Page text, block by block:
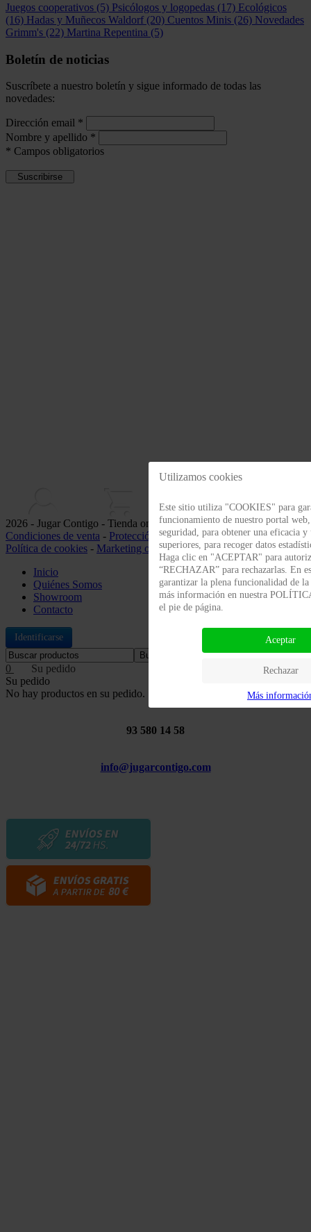
Juegos cooperativos (5) Psicólogos y logopedas (17) Ecológicos
(16) Hadas y Muñecos Waldorf (20) Cuentos Minis (26) Novedades
Grimm's (22) Martina Repentina (5)
Boletín de noticias
Suscríbete a nuestro boletín y sigue informado de todas las
novedades:
Dirección email *
Nombre y apellido *
* Campos obligatorios
2026 - Jugar Contigo - Tienda online de juguetes -Nota legal-
Condiciones de venta - Protección de datos-Política de privacidad-
Política de cookies - Marketing online
Inicio
Quiénes Somos
Showroom
Contacto
Identificarse
Buscar
0
Su pedido
No hay productos en su pedido.
93 580 14 58
info@jugarcontigo.com
Utilizamos cookies
Este sitio utiliza "COOKIES" para
funcionamiento de nuestro portal
seguridad, para obtener una eficacia y
superiores, para recoger datos
Haga clic en "ACEPTAR" para
“RECHAZAR” para rechazarlas. En
garantizar la plena funcionalidad de la
más información en nuestra
el pie de página.
Aceptar
Rechazar
Más